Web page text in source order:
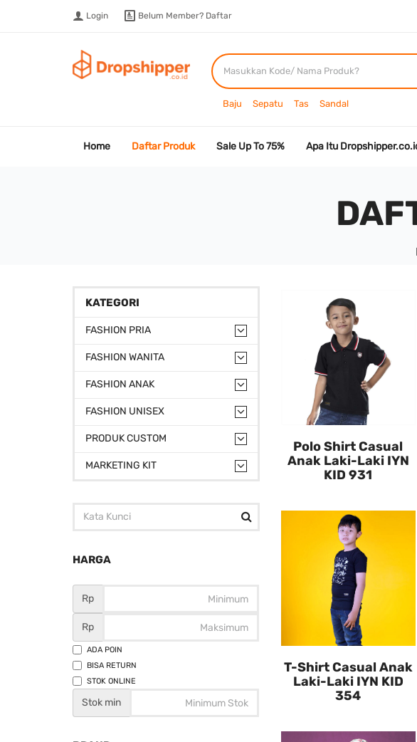
Login Belum Member? Daftar
Baju Sepatu Tas Sandal
Home Daftar Produk Sale Up To 75% Apa Itu
KATEGORI
FASHION PRIA
FASHION WANITA
FASHION ANAK
FASHION UNISEX
PRODUK CUSTOM
MARKETING KIT
HARGA
Rp
Rp
ADA POIN
BISA RETURN
STOK ONLINE
Stok min
Polo Shirt Casual
Anak Laki-Laki IYN
KID 931
T-Shirt Casual Anak
Laki-Laki IYN KID
354